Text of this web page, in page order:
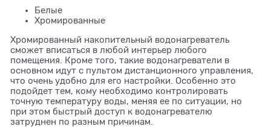
Белые
Хромированные
Хромированный накопительный водонагреватель
сможет вписаться в любой интерьер любого
помещения. Кроме того, такие водонагреватели в
основном идут с пультом дистанционного управления,
что очень удобно для его настройки. Особенно это
подойдет тем, кому необходимо контролировать
точную температуру воды, меняя ее по ситуации, но
при этом быстрый доступ к водонагревателю
затруднен по разным причинам.